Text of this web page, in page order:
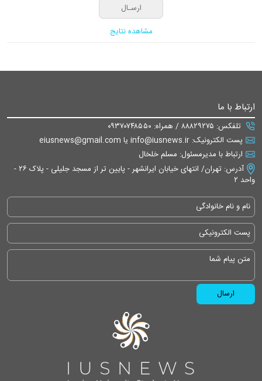
مشاهده نتایج
ارتباط با ما
تلفکس: ۸۸۸۲۹۲۷۵ / همراه: ۰۹۳۷۰۷۴۸۵۵۰
پست الکترونیک: info@iusnews.ir یا eiusnews@gmail.com
ارتباط با مدیرمسئول: مسلم خلخال
آدرس: تهران/ انتهای خیابان ایرانشهر - پایین تر از مسجد جلیلی - پلاک ۲۶ -
واحد ۲